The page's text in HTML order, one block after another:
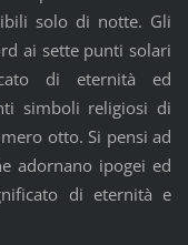
solo di notte. Gli
ai sette punti solari
di eternità ed
simboli religiosi di
otto. Si pensi ad
adornano ipogei ed
di eternità e